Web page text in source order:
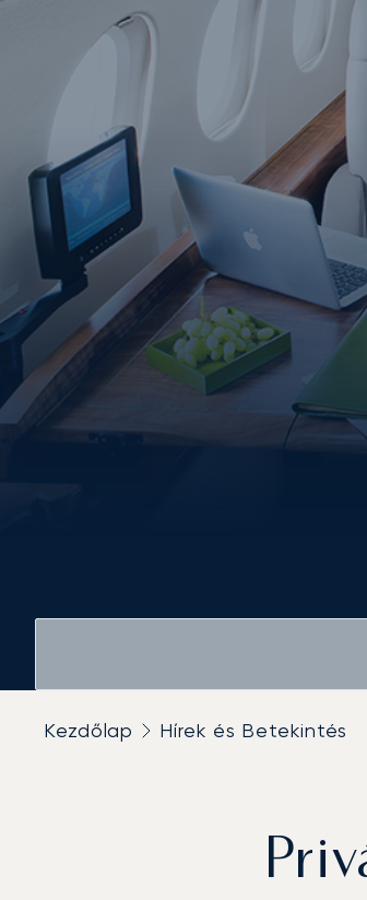
Kezdőlap Hírek és Betekintés